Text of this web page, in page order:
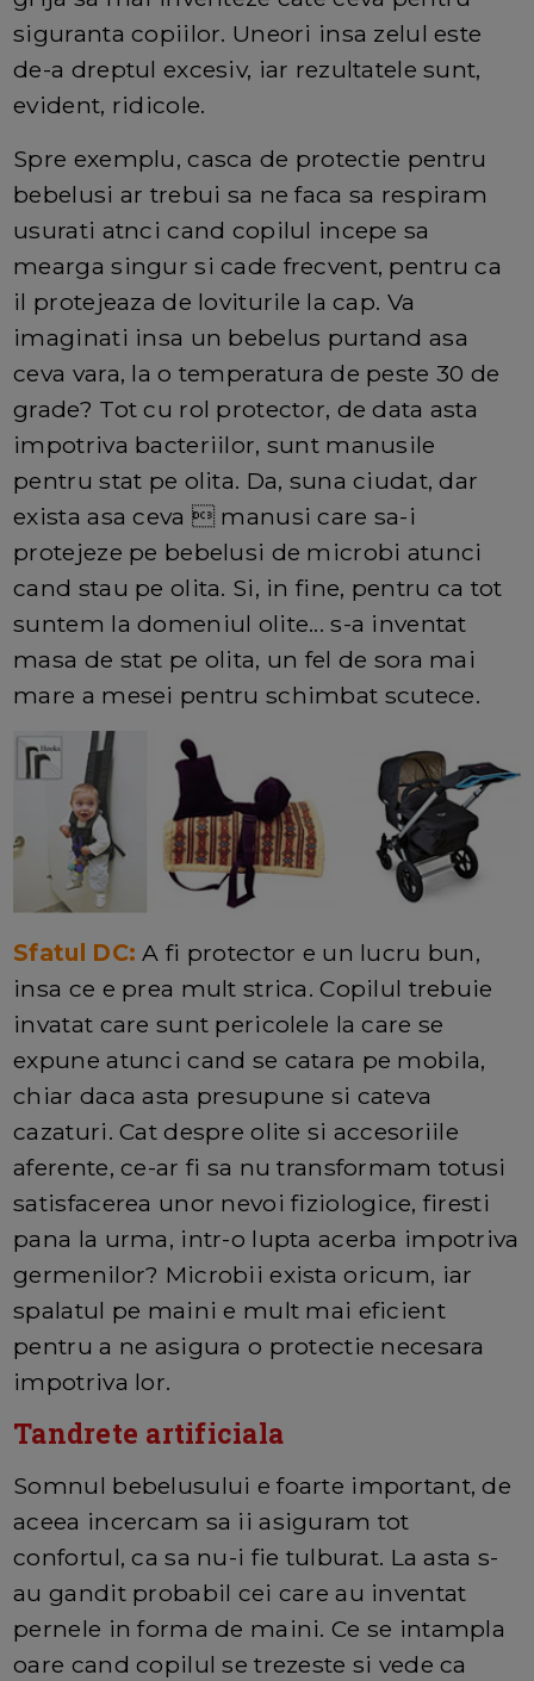
siguranta copiilor. Uneori insa zelul este
de-a dreptul excesiv, iar rezultatele sunt,
evident, ridicole.
Spre exemplu, casca de protectie pentru
bebelusi ar trebui sa ne faca sa respiram
usurati atnci cand copilul incepe sa
mearga singur si cade frecvent, pentru ca
il protejeaza de loviturile la cap. Va
imaginati insa un bebelus purtand asa
ceva vara, la o temperatura de peste 30 de
grade? Tot cu rol protector, de data asta
impotriva bacteriilor, sunt manusile
pentru stat pe olita. Da, suna ciudat, dar
exista asa ceva  manusi care sa-i
protejeze pe bebelusi de microbi atunci
cand stau pe olita. Si, in fine, pentru ca tot
suntem la domeniul olite... s-a inventat
masa de stat pe olita, un fel de sora mai
mare a mesei pentru schimbat scutece.
Sfatul DC: A fi protector e un lucru bun,
insa ce e prea mult strica. Copilul trebuie
invatat care sunt pericolele la care se
expune atunci cand se catara pe mobila,
chiar daca asta presupune si cateva
cazaturi. Cat despre olite si accesoriile
aferente, ce-ar fi sa nu transformam totusi
satisfacerea unor nevoi fiziologice, firesti
pana la urma, intr-o lupta acerba impotriva
germenilor? Microbii exista oricum, iar
spalatul pe maini e mult mai eficient
pentru a ne asigura o protectie necesara
impotriva lor.
Tandrete artificiala
Somnul bebelusului e foarte important, de
aceea incercam sa ii asiguram tot
confortul, ca sa nu-i fie tulburat. La asta s-
au gandit probabil cei care au inventat
pernele in forma de maini. Ce se intampla
oare cand copilul se trezeste si vede ca